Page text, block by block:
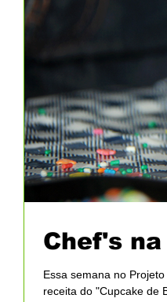
Chef's
Essa semana no
receita do "Cupcake de